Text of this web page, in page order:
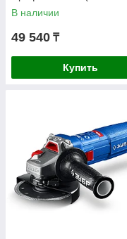
1600 эпст)
В наличии
49 540 ₸
Купить